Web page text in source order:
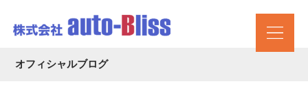
オフィシャルブログ